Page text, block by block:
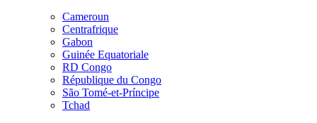
Cameroun
Centrafrique
Gabon
Guinée Equatoriale
RD Congo
République du Congo
São Tomé-et-Príncipe
Tchad